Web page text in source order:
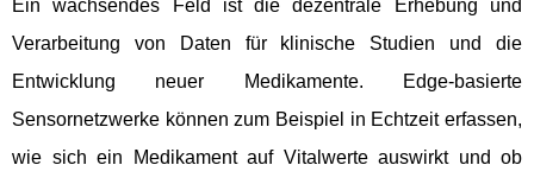
Ein wachsendes Feld ist die dezentrale Erhebung und
Verarbeitung von Daten für klinische Studien und die
Entwicklung neuer Medikamente. Edge-basierte
Sensornetzwerke können zum Beispiel in Echtzeit erfassen,
wie sich ein Medikament auf Vitalwerte auswirkt und ob